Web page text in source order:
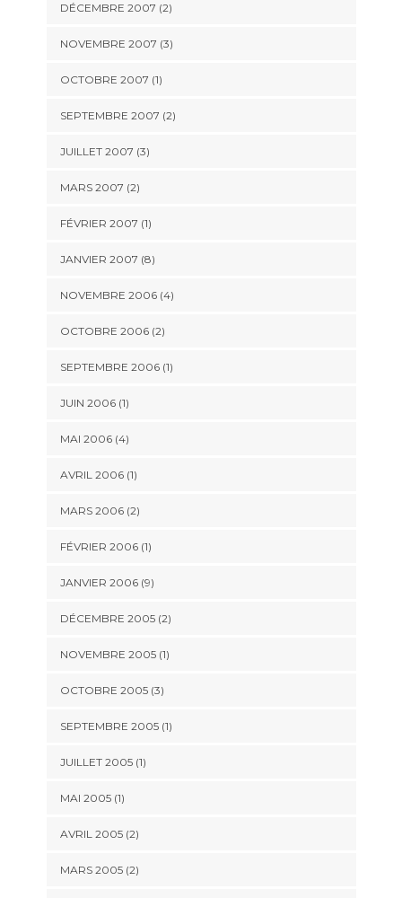
DÉCEMBRE 2007 (2)
NOVEMBRE 2007 (3)
OCTOBRE 2007 (1)
SEPTEMBRE 2007 (2)
JUILLET 2007 (3)
MARS 2007 (2)
FÉVRIER 2007 (1)
JANVIER 2007 (8)
NOVEMBRE 2006 (4)
OCTOBRE 2006 (2)
SEPTEMBRE 2006 (1)
JUIN 2006 (1)
MAI 2006 (4)
AVRIL 2006 (1)
MARS 2006 (2)
FÉVRIER 2006 (1)
JANVIER 2006 (9)
DÉCEMBRE 2005 (2)
NOVEMBRE 2005 (1)
OCTOBRE 2005 (3)
SEPTEMBRE 2005 (1)
JUILLET 2005 (1)
MAI 2005 (1)
AVRIL 2005 (2)
MARS 2005 (2)